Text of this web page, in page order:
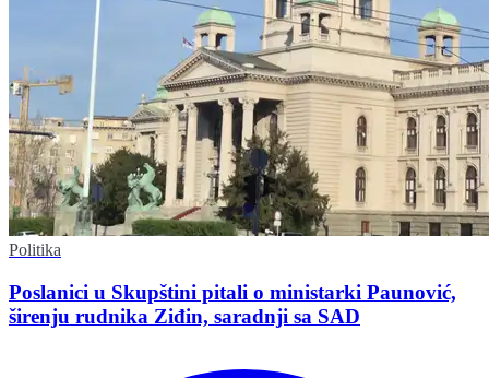
Politika
Poslanici u Skupštini pitali o ministarki Paunović,
širenju rudnika Ziđin, saradnji sa SAD